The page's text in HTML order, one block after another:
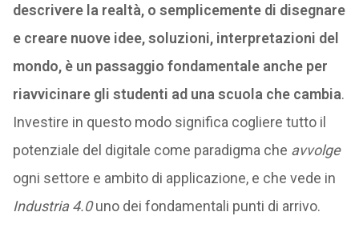
descrivere la realtà, o semplicemente di disegnare
e creare nuove idee, soluzioni, interpretazioni del
mondo, è un passaggio fondamentale anche per
riavvicinare gli studenti ad una scuola che cambia.
Investire in questo modo significa cogliere tutto il
potenziale del digitale come paradigma che avvolge
ogni settore e ambito di applicazione, e che vede in
Industria 4.0uno dei fondamentali punti di arrivo.